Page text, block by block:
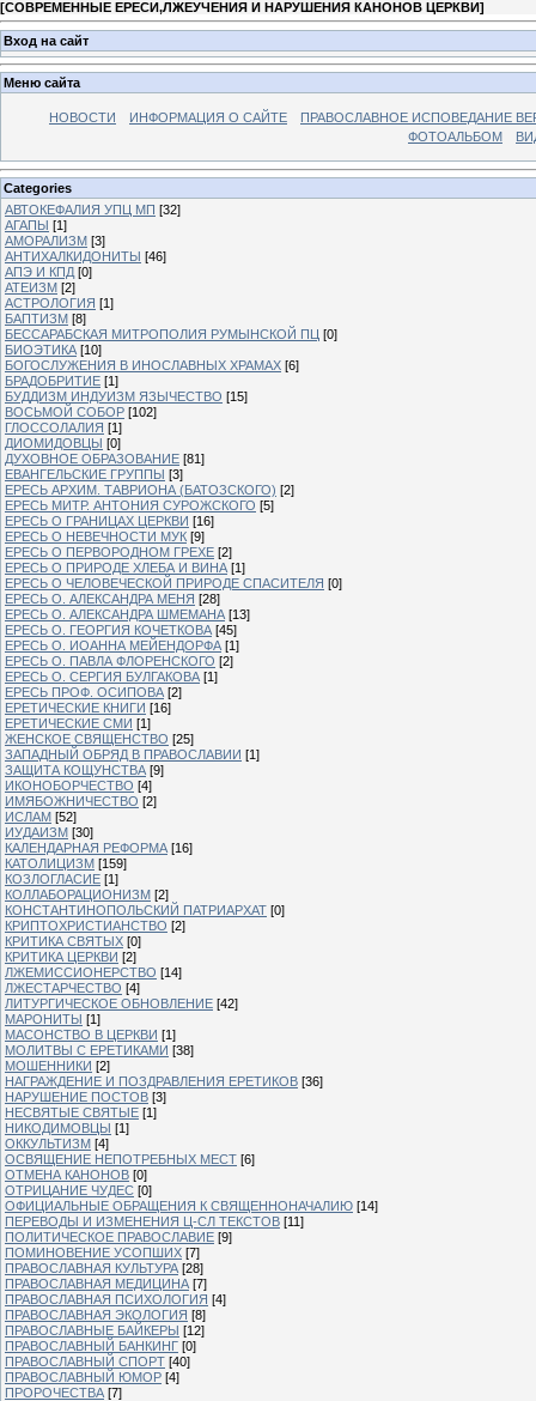
[СОВРЕМЕННЫЕ ЕРЕСИ,ЛЖЕУЧЕНИЯ И НАРУШЕНИЯ КАНОНОВ ЦЕРКВИ]
Вход на сайт
Меню сайта
НОВОСТИ ИНФОРМАЦИЯ О САЙТЕ
ПРАВОСЛАВНОЕ ИСПОВЕДАНИЕ
ФОТОАЛЬБОМ
Categories
АВТОКЕФАЛИЯ УПЦ МП [32]
АГАПЫ [1]
АМОРАЛИЗМ [3]
АНТИХАЛКИДОНИТЫ [46]
АПЭ И КПД [0]
АТЕИЗМ [2]
АСТРОЛОГИЯ [1]
БАПТИЗМ [8]
БЕССАРАБСКАЯ МИТРОПОЛИЯ РУМЫНСКОЙ ПЦ [0]
БИОЭТИКА [10]
БОГОСЛУЖЕНИЯ В ИНОСЛАВНЫХ ХРАМАХ [6]
БРАДОБРИТИЕ [1]
БУДДИЗМ ИНДУИЗМ ЯЗЫЧЕСТВО [15]
ВОСЬМОЙ СОБОР [102]
ГЛОССОЛАЛИЯ [1]
ДИОМИДОВЦЫ [0]
ДУХОВНОЕ ОБРАЗОВАНИЕ [81]
ЕВАНГЕЛЬСКИЕ ГРУППЫ [3]
ЕРЕСЬ АРХИМ. ТАВРИОНА (БАТОЗСКОГО) [2]
ЕРЕСЬ МИТР. АНТОНИЯ СУРОЖСКОГО [5]
ЕРЕСЬ О ГРАНИЦАХ ЦЕРКВИ [16]
ЕРЕСЬ О НЕВЕЧНОСТИ МУК [9]
ЕРЕСЬ О ПЕРВОРОДНОМ ГРЕХЕ [2]
ЕРЕСЬ О ПРИРОДЕ ХЛЕБА И ВИНА [1]
ЕРЕСЬ О ЧЕЛОВЕЧЕСКОЙ ПРИРОДЕ СПАСИТЕЛЯ [0]
ЕРЕСЬ О. АЛЕКСАНДРА МЕНЯ [28]
ЕРЕСЬ О. АЛЕКСАНДРА ШМЕМАНА [13]
ЕРЕСЬ О. ГЕОРГИЯ КОЧЕТКОВА [45]
ЕРЕСЬ О. ИОАННА МЕЙЕНДОРФА [1]
ЕРЕСЬ О. ПАВЛА ФЛОРЕНСКОГО [2]
ЕРЕСЬ О. СЕРГИЯ БУЛГАКОВА [1]
ЕРЕСЬ ПРОФ. ОСИПОВА [2]
ЕРЕТИЧЕСКИЕ КНИГИ [16]
ЕРЕТИЧЕСКИЕ СМИ [1]
ЖЕНСКОЕ СВЯЩЕНСТВО [25]
ЗАПАДНЫЙ ОБРЯД В ПРАВОСЛАВИИ [1]
ЗАЩИТА КОЩУНСТВА [9]
ИКОНОБОРЧЕСТВО [4]
ИМЯБОЖНИЧЕСТВО [2]
ИСЛАМ [52]
ИУДАИЗМ [30]
КАЛЕНДАРНАЯ РЕФОРМА [16]
КАТОЛИЦИЗМ [159]
КОЗЛОГЛАСИЕ [1]
КОЛЛАБОРАЦИОНИЗМ [2]
КОНСТАНТИНОПОЛЬСКИЙ ПАТРИАРХАТ [0]
КРИПТОХРИСТИАНСТВО [2]
КРИТИКА СВЯТЫХ [0]
КРИТИКА ЦЕРКВИ [2]
ЛЖЕМИССИОНЕРСТВО [14]
ЛЖЕСТАРЧЕСТВО [4]
ЛИТУРГИЧЕСКОЕ ОБНОВЛЕНИЕ [42]
МАРОНИТЫ [1]
МАСОНСТВО В ЦЕРКВИ [1]
МОЛИТВЫ С ЕРЕТИКАМИ [38]
МОШЕННИКИ [2]
НАГРАЖДЕНИЕ И ПОЗДРАВЛЕНИЯ ЕРЕТИКОВ [36]
НАРУШЕНИЕ ПОСТОВ [3]
НЕСВЯТЫЕ СВЯТЫЕ [1]
НИКОДИМОВЦЫ [1]
ОККУЛЬТИЗМ [4]
ОСВЯЩЕНИЕ НЕПОТРЕБНЫХ МЕСТ [6]
ОТМЕНА КАНОНОВ [0]
ОТРИЦАНИЕ ЧУДЕС [0]
ОФИЦИАЛЬНЫЕ ОБРАЩЕНИЯ К СВЯЩЕННОНАЧАЛИЮ [14]
ПЕРЕВОДЫ И ИЗМЕНЕНИЯ Ц-СЛ ТЕКСТОВ [11]
ПОЛИТИЧЕСКОЕ ПРАВОСЛАВИЕ [9]
ПОМИНОВЕНИЕ УСОПШИХ [7]
ПРАВОСЛАВНАЯ КУЛЬТУРА [28]
ПРАВОСЛАВНАЯ МЕДИЦИНА [7]
ПРАВОСЛАВНАЯ ПСИХОЛОГИЯ [4]
ПРАВОСЛАВНАЯ ЭКОЛОГИЯ [8]
ПРАВОСЛАВНЫЕ БАЙКЕРЫ [12]
ПРАВОСЛАВНЫЙ БАНКИНГ [0]
ПРАВОСЛАВНЫЙ СПОРТ [40]
ПРАВОСЛАВНЫЙ ЮМОР [4]
ПРОРОЧЕСТВА [7]